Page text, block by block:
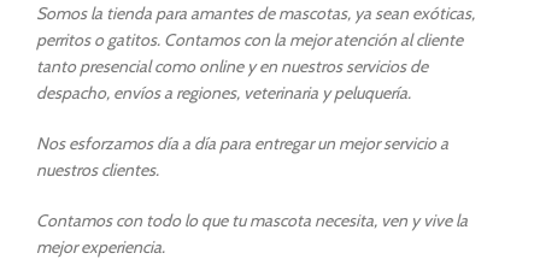
Somos la tienda para amantes de mascotas, ya sean exóticas,
perritos o gatitos. Contamos con la mejor atención al cliente
tanto presencial como online y en nuestros servicios de
despacho, envíos a regiones, veterinaria y peluquería.
Nos esforzamos día a día para entregar un mejor servicio a
nuestros clientes.
Contamos con todo lo que tu mascota necesita, ven y vive la
mejor experiencia.